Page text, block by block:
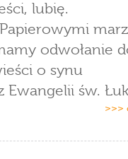
lubię.
odwołanie
o synu
św.
>>>